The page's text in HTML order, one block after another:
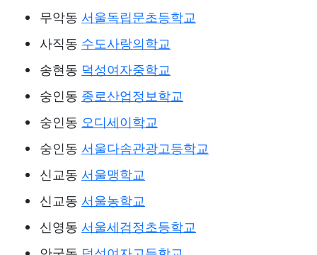
무악동 서울독립문초등학교
사직동 수도사랑의학교
송현동 덕성여자중학교
숭인동 종로산업정보학교
숭인동 오디세이학교
숭인동 서울다솜관광고등학교
신교동 서울맹학교
신교동 서울농학교
신영동 서울세검정초등학교